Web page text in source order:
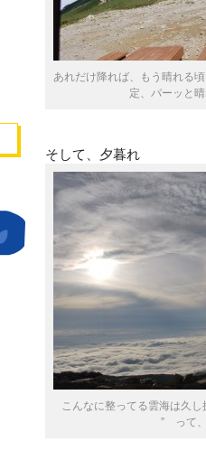
あれだけ降れば、もう晴れる
定、パーッと
そして、夕暮れ
こんなに整ってる雲海は久
” って